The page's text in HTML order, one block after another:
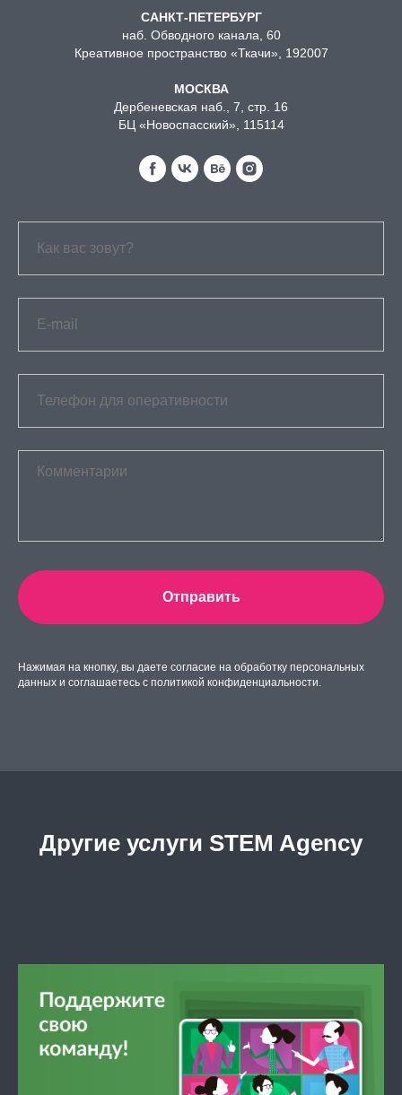
САНКТ-ПЕТЕРБУРГ
наб. Обводного канала, 60
Креативное пространство «Ткачи», 192007
МОСКВА
Дербеневская наб., 7, стр. 16
БЦ «Новоспасский», 115114
Отправить
Нажимая на кнопку, вы даете согласие на обработку персональных
данных и соглашаетесь c политикой конфиденциальности.
Другие услуги STEM Agency